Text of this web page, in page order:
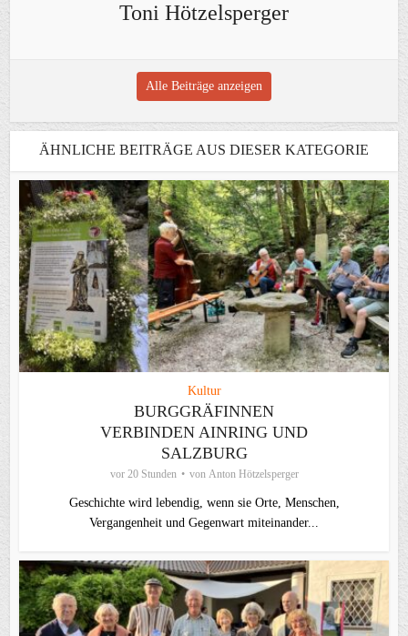
Toni Hötzelsperger
Alle Beiträge anzeigen
ÄHNLICHE BEITRÄGE AUS DIESER KATEGORIE
Kultur
BURGGRÄFINNEN
VERBINDEN AINRING UND
SALZBURG
vor 20 Stunden von Anton Hötzelsperger
Geschichte wird lebendig, wenn sie Orte, Menschen,
Vergangenheit und Gegenwart miteinander...